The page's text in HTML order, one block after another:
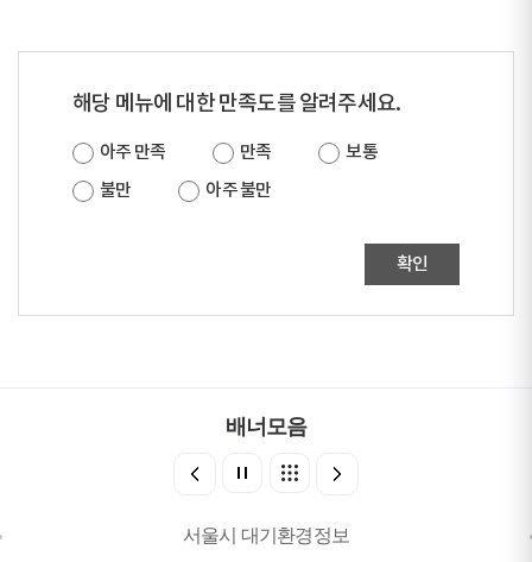
해당 메뉴에 대한 만족도를 알려주세요.
아주 만족 만족
보통
불만
아주 불만
확인
배너모음
서울시 대기환경정보